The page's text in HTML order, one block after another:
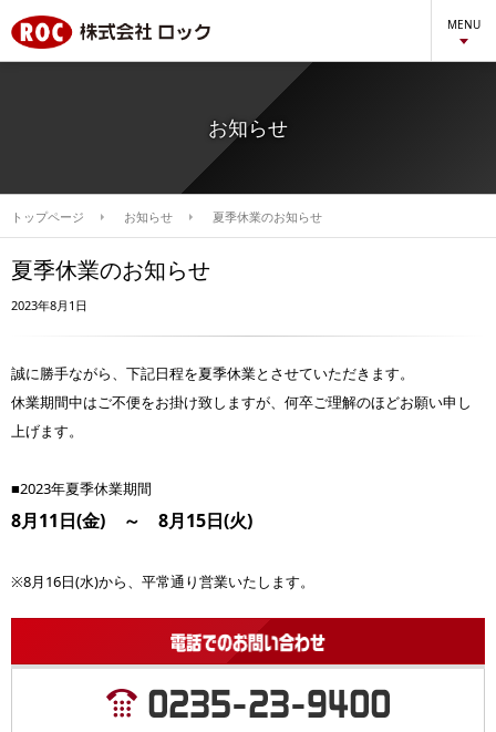
MENU
お知らせ
トップページ お知らせ 夏季休業のお知らせ
夏季休業のお知らせ
2023年8月1日
誠に勝手ながら、下記日程を夏季休業とさせていただきます。
休業期間中はご不便をお掛け致しますが、何卒ご理解のほどお願い申し
上げます。
■2023年夏季休業期間
8月11日(金) ～ 8月15日(火)
※8月16日(水)から、平常通り営業いたします。